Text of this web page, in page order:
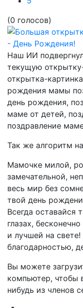
(0 голосов)
Наш ИИ
текущую
открытка-
рождения мамы
день рождения,
маме от детей,
поздравление
Так же алгоритм
Мамочке милой,
замечательной,
весь мир без
твой день
Всегда оставайся
глазах,
и лучшей на
благодарностью,
Вы можете
компьютер, чтобы
нибудь из членов